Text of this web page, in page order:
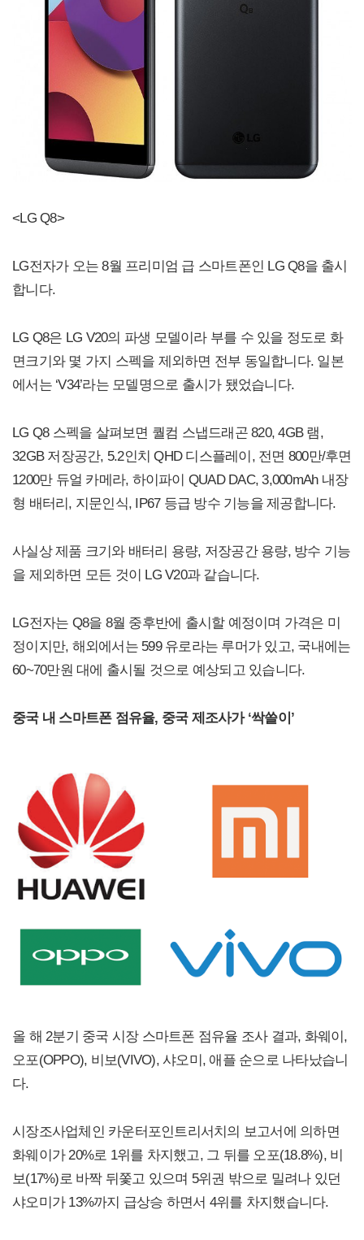
<LG Q8>
LG전자가 오는 8월 프리미엄 급 스마트폰인 LG Q8을 출시
합니다.
LG Q8은 LG V20의 파생 모델이라 부를 수 있을 정도로 화
면크기와 몇 가지 스펙을 제외하면 전부 동일합니다. 일본
에서는 ‘V34’라는 모델명으로 출시가 됐었습니다.
LG Q8 스펙을 살펴보면 퀄컴 스냅드래곤 820, 4GB 램,
32GB 저장공간, 5.2인치 QHD 디스플레이, 전면 800만/후면
1200만 듀얼 카메라, 하이파이 QUAD DAC, 3,000mAh 내장
형 배터리, 지문인식, IP67 등급 방수 기능을 제공합니다.
사실상 제품 크기와 배터리 용량, 저장공간 용량, 방수 기능
을 제외하면 모든 것이 LG V20과 같습니다.
LG전자는 Q8을 8월 중후반에 출시할 예정이며 가격은 미
정이지만, 해외에서는 599 유로라는 루머가 있고, 국내에는
60~70만원 대에 출시될 것으로 예상되고 있습니다.
중국 내 스마트폰 점유율, 중국 제조사가 ‘싹쓸이’
올 해 2분기 중국 시장 스마트폰 점유율 조사 결과, 화웨이,
오포(OPPO), 비보(VIVO), 샤오미, 애플 순으로 나타났습니
다.
시장조사업체인 카운터포인트리서치의 보고서에 의하면
화웨이가 20%로 1위를 차지했고, 그 뒤를 오포(18.8%), 비
보(17%)로 바짝 뒤쫓고 있으며 5위권 밖으로 밀려나 있던
샤오미가 13%까지 급상승 하면서 4위를 차지했습니다.